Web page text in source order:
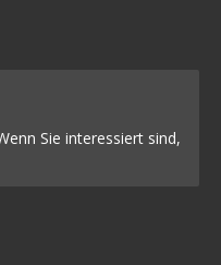
Sie interessiert sind,